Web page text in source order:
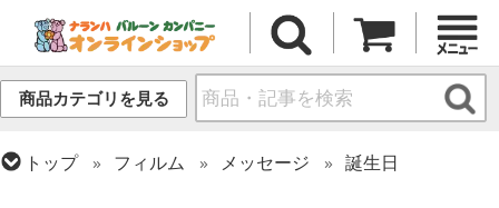
商品カテゴリを見る
トップ フィルム メッセージ
誕生日